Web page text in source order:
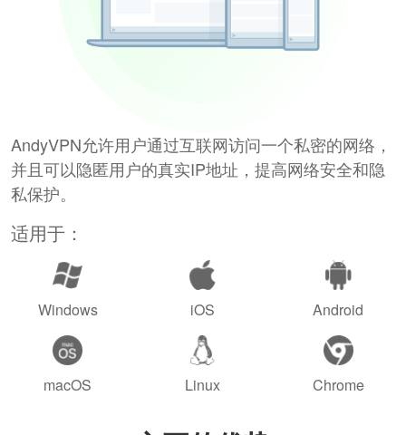
AndyVPN允许用户通过互联网访问一个私密的网络，
并且可以隐匿用户的真实IP地址，提高网络安全和隐
私保护。
适用于：
Windows iOS Android
macOS Linux Chrome